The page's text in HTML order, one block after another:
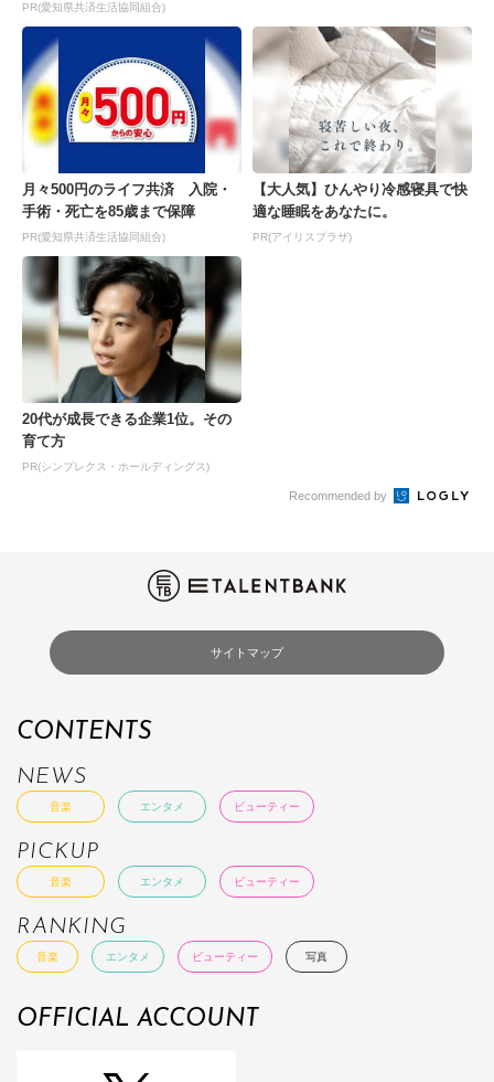
PR(愛知県共済生活協同組合)
月々500円のライフ共済 入院・
手術・死亡を85歳まで保障
PR(愛知県共済生活協同組合)
【大人気】ひんやり冷感寝具で快
適な睡眠をあなたに。
PR(アイリスプラザ)
20代が成長できる企業1位。その
育て方
PR(シンプレクス・ホールディングス)
Recommended by
サイトマップ
CONTENTS
NEWS
音楽 エンタメ ビューティー
PICKUP
音楽 エンタメ ビューティー
RANKING
音楽 エンタメ ビューティー 写真
OFFICIAL ACCOUNT